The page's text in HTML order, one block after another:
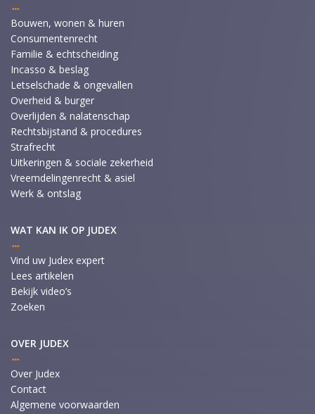
Bouwen, wonen & huren
Consumentenrecht
Familie & echtscheiding
Incasso & beslag
Letselschade & ongevallen
Overheid & burger
Overlijden & nalatenschap
Rechtsbijstand & procedures
Strafrecht
Uitkeringen & sociale zekerheid
Vreemdelingenrecht & asiel
Werk & ontslag
WAT KAN IK OP JUDEX
Vind uw Judex expert
Lees artikelen
Bekijk video’s
Zoeken
OVER JUDEX
Over Judex
Contact
Algemene voorwaarden